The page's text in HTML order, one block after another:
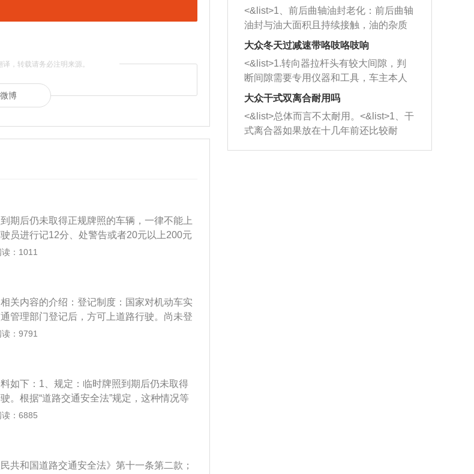
，转载请务必注明来源。
微博
期后仍未取得正规牌照的车辆，一律不能上
员进行记12分、处警告或者20元以上200元
依据：《道路交通安全违法行为记分管理办
动车号牌的机动车上道路行驶的。根据《中
告或者20元以上200元以下罚款。本法另有
，上道路行驶的机动车未悬挂机动车号牌，
者未随车携带行驶证、驾驶证的，公安机关
定予以处罚。当事人提供相应的牌证、标志
机动车。
读：1011
关内容的介绍：登记制度：国家对机动车实
管理部门登记后，方可上道路行驶。尚未登
应当取得临时通行牌证。法律规定：根据交
上路时，无论是闯红灯、违章停车还是超速
处罚，持过期临时车牌驾驶机动车是违法行
为进行处理。
读：9791
如下：1、规定：临时牌照到期后仍未取得
。根据“道路交通安全法”规定，这种情况等
通安全法”对“不按规定悬挂号牌”的处罚是罚
背面信息栏、发动机号、车架号、签发人、
发证人信息相对应，每项都应准确齐全，如
向我局交警大队车管所投诉。
读：6885
共和国道路交通安全法》第十一条第二款；
西取出来。但如果是因为积碳过多引起
的堵塞，就需要将三元催化器泡在草酸
洗剂对堵塞的情况得到解决，将清洗剂
放在燃油箱中，与燃油混合后，车辆启
动时，就可以和汽油一起进入到燃烧
室，最后形成废气排出，就可以让三元
催化器得到清洗，排气管堵塞的情况就
能够得到解决。
一圈半的练习，往右同样也要打相同的
圈数。 <&list>3、最后强调要反复练
习，这样就可以形成肌肉记忆，在真实
驾驶车辆时，不需要记忆也能打好方
向。
<&list>1、前后曲轴油封老化：前后曲轴
油封与油大面积且持续接触，油的杂质
和发动机内持续温度变化使其密封效果
逐渐减弱，导致渗油或漏油。<&list>2、
活塞间隙过大：积碳会使活塞环与缸体
的间隙扩大，导致机油流入燃烧室中，
造成烧机油。<&list>3、机油粘度。使用
机油粘度过小的话，同样会有烧机油现
象，机油粘度过小具有很好的流动性，
大众冬天过减速带咯吱咯吱响
<&list>1.转向器拉杆头有较大间隙，判
断间隙需要专用仪器和工具，车主本人
无法制作，需要将车辆送到修理厂或4s
店；<&list>2.车辆半轴套管防尘罩破
裂，破裂后会出现漏油现象，使半轴磨
损严重，磨损的半轴容易损坏，产生异
响；<&list>3.稳定器的转向胶套和球头
大众干式双离合耐用吗
<&list>总体而言不太耐用。<&list>1、干
式离合器如果放在十几年前还比较耐